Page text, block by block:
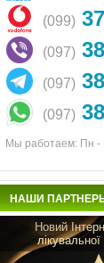
(099)
(097)
(097)
(097)
Мы работаем: Пн -
НАШИ
Новий